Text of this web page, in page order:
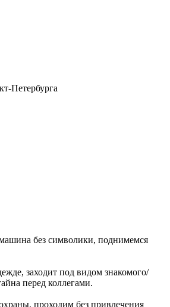
Петербурга
без символики, поднимемся
заходит под видом знакомого/
перед коллегами.
проходим без привлечения